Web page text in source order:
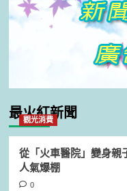
最火紅新聞
觀光消費
從「火車醫院」變身
人氣爆棚
0